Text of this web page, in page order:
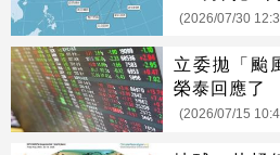
(2026/07/30
立委拋「颱
榮泰回應了
(2026/07/15